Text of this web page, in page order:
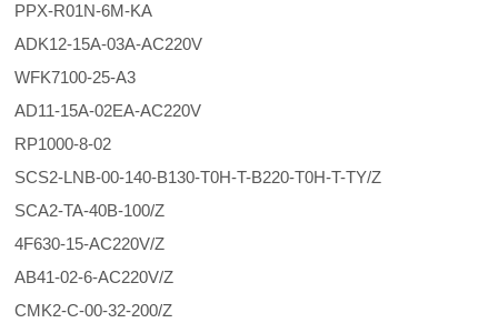
PPX-R01N-6M-KA
ADK12-15A-03A-AC220V
WFK7100-25-A3
AD11-15A-02EA-AC220V
RP1000-8-02
SCS2-LNB-00-140-B130-T0H-T-B220-T0H-T-TY/Z
SCA2-TA-40B-100/Z
4F630-15-AC220V/Z
AB41-02-6-AC220V/Z
CMK2-C-00-32-200/Z